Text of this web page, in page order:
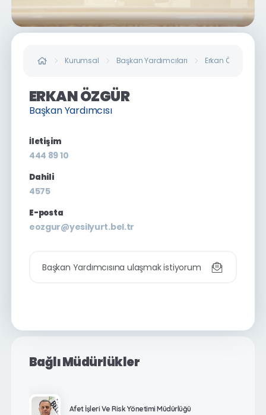
Kurumsal Başkan Yardımcıları Erkan ÖZGÜR
ERKAN ÖZGÜR
Başkan Yardımcısı
İletişim
444 89 10
Dahili
4575
E-posta
eozgur@yesilyurt.bel.tr
Başkan Yardımcısına ulaşmak istiyorum
Bağlı Müdürlükler
Afet İşleri Ve Risk Yönetimi Müdürlüğü